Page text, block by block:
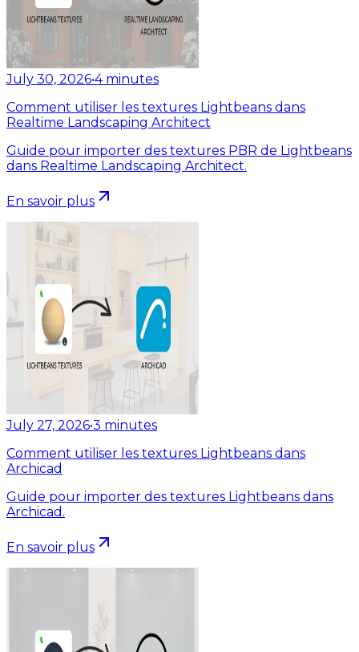
July 30, 2026•4 minutes
Comment utiliser les textures Lightbeans dans
Realtime Landscaping Architect
Guide pour importer des textures PBR de Lightbeans
dans Realtime Landscaping Architect.
En savoir plus
July 27, 2026•3 minutes
Comment utiliser les textures Lightbeans dans
Archicad
Guide pour importer des textures Lightbeans dans
Archicad.
En savoir plus